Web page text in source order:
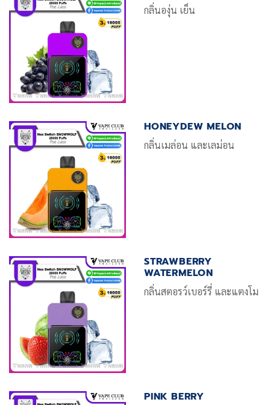
กลิ่นองุ่น เย็น
HONEYDEW MELON
กลิ่นเมล่อน และเลม่อน
STRAWBERRY
WATERMELON
กลิ่นสตอรว์เบอร์รี่ และแตงโม
PINK BERRY